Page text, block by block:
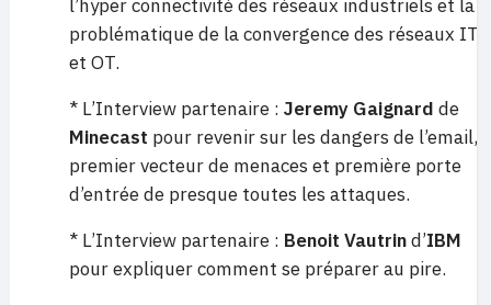
l’hyper connectivité des réseaux industriels et la
problématique de la convergence des réseaux IT
et OT.
* L’Interview partenaire : Jeremy Gaignard de
Minecast pour revenir sur les dangers de l’email,
premier vecteur de menaces et première porte
d’entrée de presque toutes les attaques.
* L’Interview partenaire : Benoit Vautrind’IBM
pour expliquer comment se préparer au pire.